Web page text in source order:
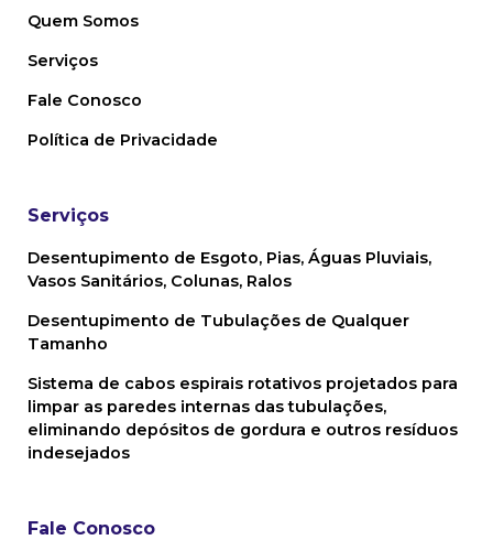
Quem Somos
Serviços
Fale Conosco
Política de Privacidade
Serviços
Desentupimento de Esgoto, Pias, Águas Pluviais,
Vasos Sanitários, Colunas, Ralos
Desentupimento de Tubulações de Qualquer
Tamanho
Sistema de cabos espirais rotativos projetados para
limpar as paredes internas das tubulações,
eliminando depósitos de gordura e outros resíduos
indesejados
Fale Conosco